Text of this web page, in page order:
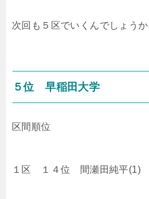
次回も５区でいくんでしょうか
５位 早稲田大学
区間順位
１区 １４位 間瀬田純平(1)